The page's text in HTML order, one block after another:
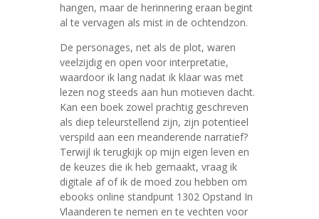
hangen, maar de herinnering eraan begint
al te vervagen als mist in de ochtendzon.
De personages, net als de plot, waren
veelzijdig en open voor interpretatie,
waardoor ik lang nadat ik klaar was met
lezen nog steeds aan hun motieven dacht.
Kan een boek zowel prachtig geschreven
als diep teleurstellend zijn, zijn potentieel
verspild aan een meanderende narratief?
Terwijl ik terugkijk op mijn eigen leven en
de keuzes die ik heb gemaakt, vraag ik
digitale af of ik de moed zou hebben om
ebooks online standpunt 1302 Opstand In
Vlaanderen te nemen en te vechten voor